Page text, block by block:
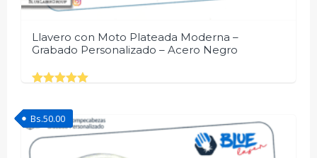
Llavero con Moto Plateada Moderna –
Grabado Personalizado – Acero Negro
out of 5
Bs.50.00